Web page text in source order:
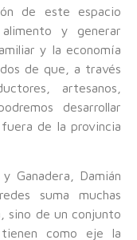
de este espacio
y generar
y la economía
de que, a través
artesanos,
desarrollar
de la provincia
Ganadera, Damián
suma muchas
sino de un conjunto
tienen como eje la